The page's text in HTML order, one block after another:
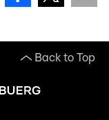
Back to Top